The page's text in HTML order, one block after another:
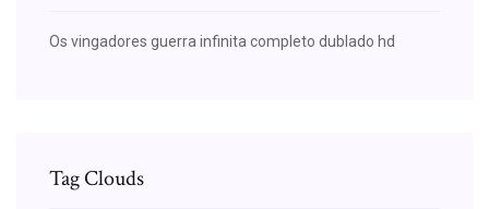
Os vingadores guerra infinita completo dublado hd
Tag Clouds